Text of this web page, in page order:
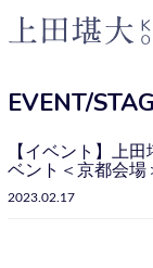
EVENT/
【イベント】上
ベント＜京都会場
2023.02.17